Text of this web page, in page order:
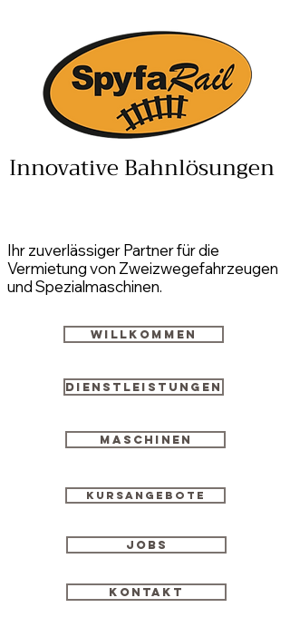
Innovative Bahnlösungen
Ihr zuverlässiger Partner für die
Vermietung von Zweizwegefahrzeugen
und Spezialmaschinen.
Willkommen
Dienstleistungen
Maschinen
Kursangebote
Jobs
Kontakt